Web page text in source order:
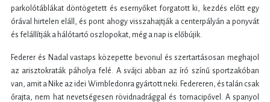
parkolótáblákat döntögetett és esernyőket forgatott ki, kezdés előtt egy
órával hirtelen eláll, és pont ahogy visszahajtják a centerpályán a ponyvát
és felállítják a hálótartó oszlopokat, még a nap is előbújik.
Federer és Nadal vastaps közepette bevonul és szertartásosan meghajol
az arisztokraták páholya felé. A svájci abban az író színű sportzakóban
van, amit a Nike az idei Wimbledonra gyártott neki. Federeren, és talán csak
őrajta, nem hat nevetségesen rövidnadrággal és tornacipővel. A spanyol